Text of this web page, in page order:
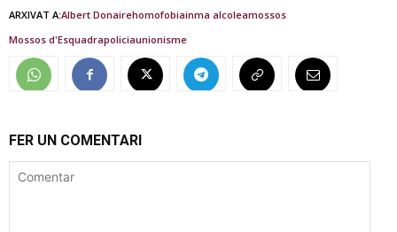
ARXIVAT A:Albert Donairehomofobiainma alcoleamossos
Mossos d'Esquadrapoliciaunionisme
FER UN COMENTARI